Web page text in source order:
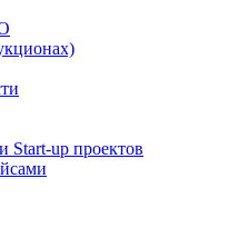
up проектов